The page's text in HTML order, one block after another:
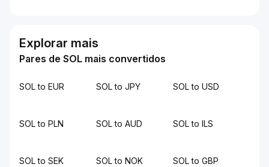
Explorar mais
Pares de SOL mais convertidos
SOL to EUR SOL to JPY SOL to USD
SOL to PLN SOL to AUD SOL to ILS
SOL to SEK SOL to NOK SOL to GBP